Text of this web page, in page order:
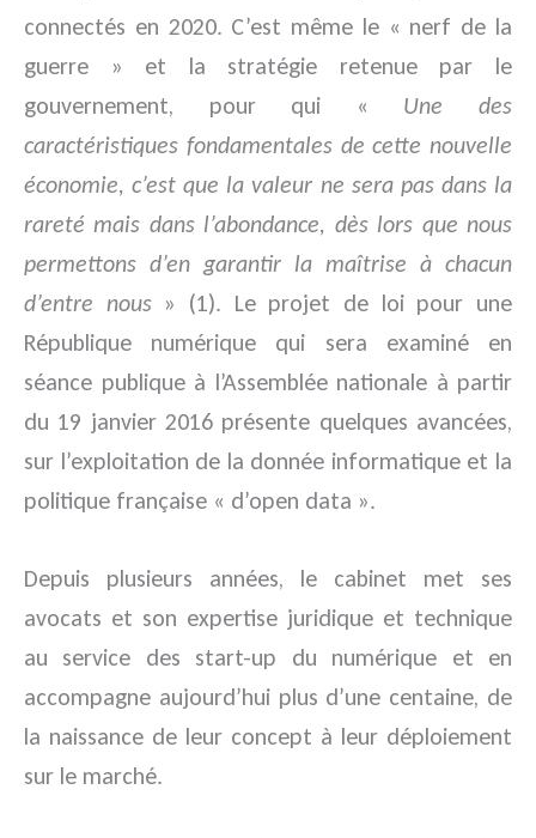
connectés en 2020. C’est même le « nerf de la
guerre » et la stratégie retenue par le
gouvernement, pour qui « Une des
caractéristiques fondamentales de cette nouvelle
économie, c’est que la valeur ne sera pas dans la
rareté mais dans l’abondance, dès lors que nous
permettons d’en garantir la maîtrise à chacun
d’entre nous» (1). Le projet de loi pour une
République numérique qui sera examiné en
séance publique à l’Assemblée nationale à partir
du 19 janvier 2016 présente quelques avancées,
sur l’exploitation de la donnée informatique et la
politique française « d’open data ».
Depuis plusieurs années, le cabinet met ses
avocats et son expertise juridique et technique
au service des start-up du numérique et en
accompagne aujourd’hui plus d’une centaine, de
la naissance de leur concept à leur déploiement
sur le marché.